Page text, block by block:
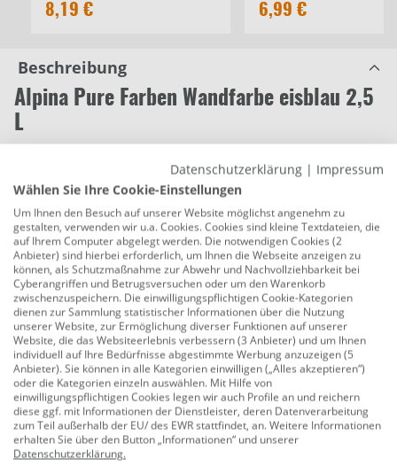
8,19 € 6,99 €
Beschreibung
Alpina Pure Farben Wandfarbe eisblau 2,5
L
Entdecken Sie Alpina pure Farben matte Wandfarben.
Die Farben zeichnen sich durch hohe Deckkraft, leichte
Verarbeitung, Geruchsarmut, Atmungsaktivität und
Strapazierfähigkeit aus. Zudem sind sie löse- und
konservierungsmittelfrei, was zu einer wohngesunden
Umgebung beiträgt. Besonderen Wert wird auf die
Nachhaltigkeit gelegt: Die Gebinde bestehen zu
mindestens 70 % aus recyceltem Kunststoff und sind
vollständig recycelbar. Mit Alpina pure Farben wird
Streichen einfach gemacht für ein individuelles und
harmonisches Wohnambiente.
Für innen
Ergiebigkeit: ca. 25 m² bei einmaligem Anstrich je
Datenschutzerklärung | Impressum
Wählen Sie Ihre Cookie-Einstellungen
Um Ihnen den Besuch auf unserer Website möglichst angenehm zu
gestalten, verwenden wir u.a. Cookies. Cookies sind kleine Textdateien, die
auf Ihrem Computer abgelegt werden. Die notwendigen Cookies (2
Anbieter) sind hierbei erforderlich, um Ihnen die Webseite anzeigen zu
können, als Schutzmaßnahme zur Abwehr und Nachvollziehbarkeit bei
Cyberangriffen und Betrugsversuchen oder um den Warenkorb
zwischenzuspeichern. Die einwilligungspflichtigen Cookie-Kategorien
dienen zur Sammlung statistischer Informationen über die Nutzung
unserer Website, zur Ermöglichung diverser Funktionen auf unserer
Website, die das Websiteerlebnis verbessern (3 Anbieter) und um Ihnen
individuell auf Ihre Bedürfnisse abgestimmte Werbung anzuzeigen (5
Anbieter). Sie können in alle Kategorien einwilligen („Alles akzeptieren“)
oder die Kategorien einzeln auswählen. Mit Hilfe von
einwilligungspflichtigen Cookies legen wir auch Profile an und reichern
diese ggf. mit Informationen der Dienstleister, deren Datenverarbeitung
zum Teil außerhalb der EU/ des EWR stattfindet, an. Weitere Informationen
erhalten Sie über den Button „Informationen“ und unserer
Datenschutzerklärung.